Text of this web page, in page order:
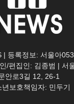
| 등록정보: 서울아
/편집인: 김종범 | 서
안로3길 12, 26-1
년보호책임자: 민두기